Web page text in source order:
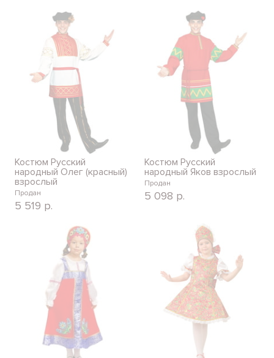
Костюм Русский
народный Олег (красный)
взрослый
Продан
5 519 р.
Костюм Русский
народный Яков взрослый
Продан
5 098 р.